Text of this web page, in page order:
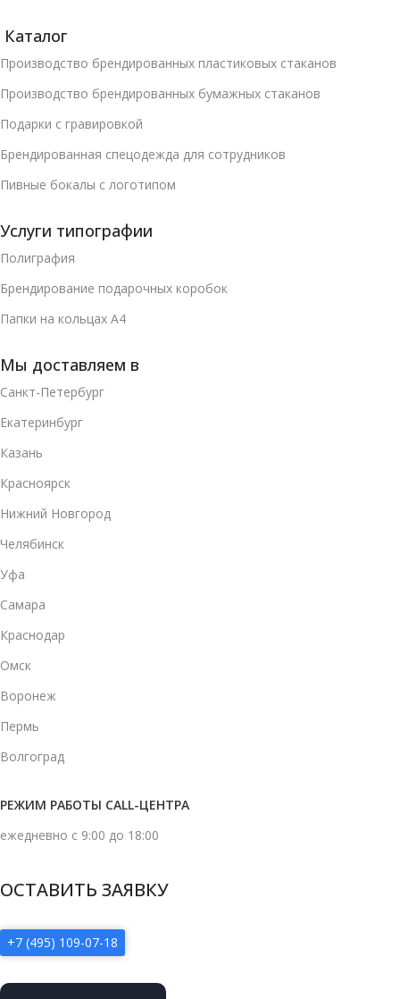
Каталог
Производство брендированных пластиковых стаканов
Производство брендированных бумажных стаканов
Подарки с гравировкой
Брендированная спецодежда для сотрудников
Пивные бокалы с логотипом
Услуги типографии
Полиграфия
Брендирование подарочных коробок
Папки на кольцах А4
Мы доставляем в
Санкт-Петербург
Екатеринбург
Казань
Красноярск
Нижний Новгород
Челябинск
Уфа
Самара
Краснодар
Омск
Воронеж
Пермь
Волгоград
РЕЖИМ РАБОТЫ CALL-ЦЕНТРА
ежедневно с 9:00 до 18:00
ОСТАВИТЬ ЗАЯВКУ
+7 (495) 109-07-18